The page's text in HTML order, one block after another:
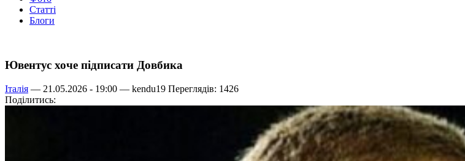
Статті
Блоги
Ювентус хоче підписати Довбика
Італія — 21.05.2026 - 19:00 — kendu19 Переглядів: 1426
Поділитись: